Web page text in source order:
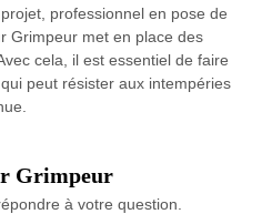
professionnel en pose de
Grimpeur met en place des
cela, il est essentiel de faire
peut résister aux intempéries
Grimpeur
à votre question.